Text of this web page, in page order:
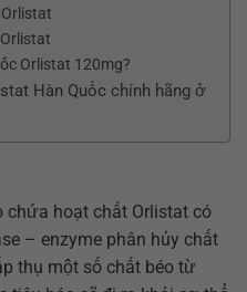
Orlistat 120mg?
Hàn Quốc chính hãng ở
chứa hoạt chất Orlistat có
– enzyme phân hủy chất
thụ một số chất béo từ